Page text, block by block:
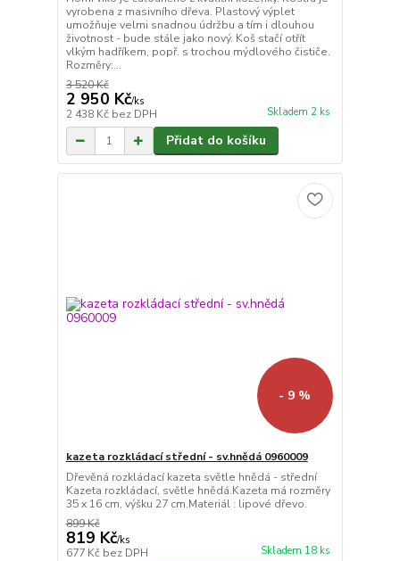
vyrobena z masivního dřeva. Plastový výplet
umožňuje velmi snadnou údržbu a tím i dlouhou
životnost - bude stále jako nový. Koš stačí otřít
vlkým hadříkem, popř. s trochou mýdlového čističe.
Rozměry:...
3 520 Kč
2 950 Kč/ks
2 438 Kč bez DPH Skladem 2 ks
Přidat do košíku
- 9 %
kazeta rozkládací střední - sv.hnědá 0960009
Dřevěná rozkládací kazeta světle hnědá - střední
Kazeta rozkládací, světle hnědá.Kazeta má rozměry
35 x 16 cm, výšku 27 cm.Materiál : lipové dřevo.
899 Kč
819 Kč/ks
677 Kč bez DPH Skladem 18 ks